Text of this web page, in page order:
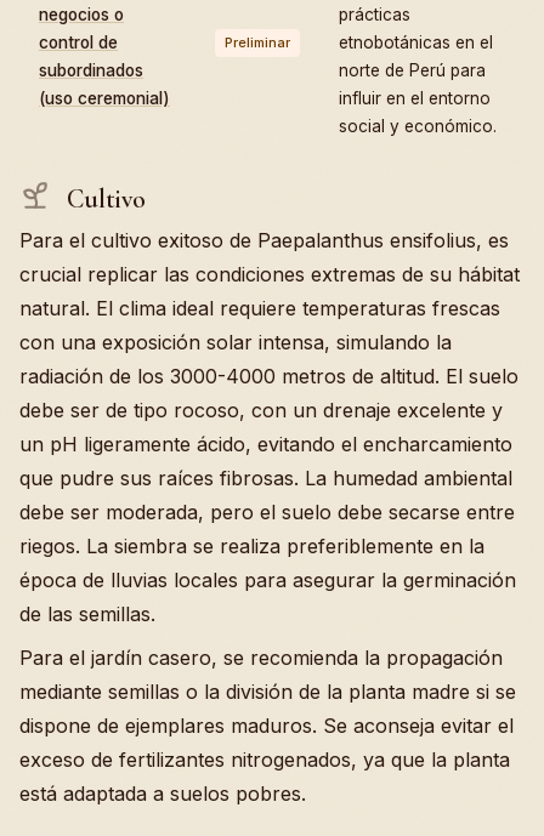
negocios o
control de
subordinados
(uso ceremonial)
Preliminar
prácticas
etnobotánicas en el
norte de Perú para
influir en el entorno
social y económico.
Cultivo
Para el cultivo exitoso de Paepalanthus ensifolius, es
crucial replicar las condiciones extremas de su hábitat
natural. El clima ideal requiere temperaturas frescas
con una exposición solar intensa, simulando la
radiación de los 3000-4000 metros de altitud. El suelo
debe ser de tipo rocoso, con un drenaje excelente y
un pH ligeramente ácido, evitando el encharcamiento
que pudre sus raíces fibrosas. La humedad ambiental
debe ser moderada, pero el suelo debe secarse entre
riegos. La siembra se realiza preferiblemente en la
época de lluvias locales para asegurar la germinación
de las semillas.
Para el jardín casero, se recomienda la propagación
mediante semillas o la división de la planta madre si se
dispone de ejemplares maduros. Se aconseja evitar el
exceso de fertilizantes nitrogenados, ya que la planta
está adaptada a suelos pobres.